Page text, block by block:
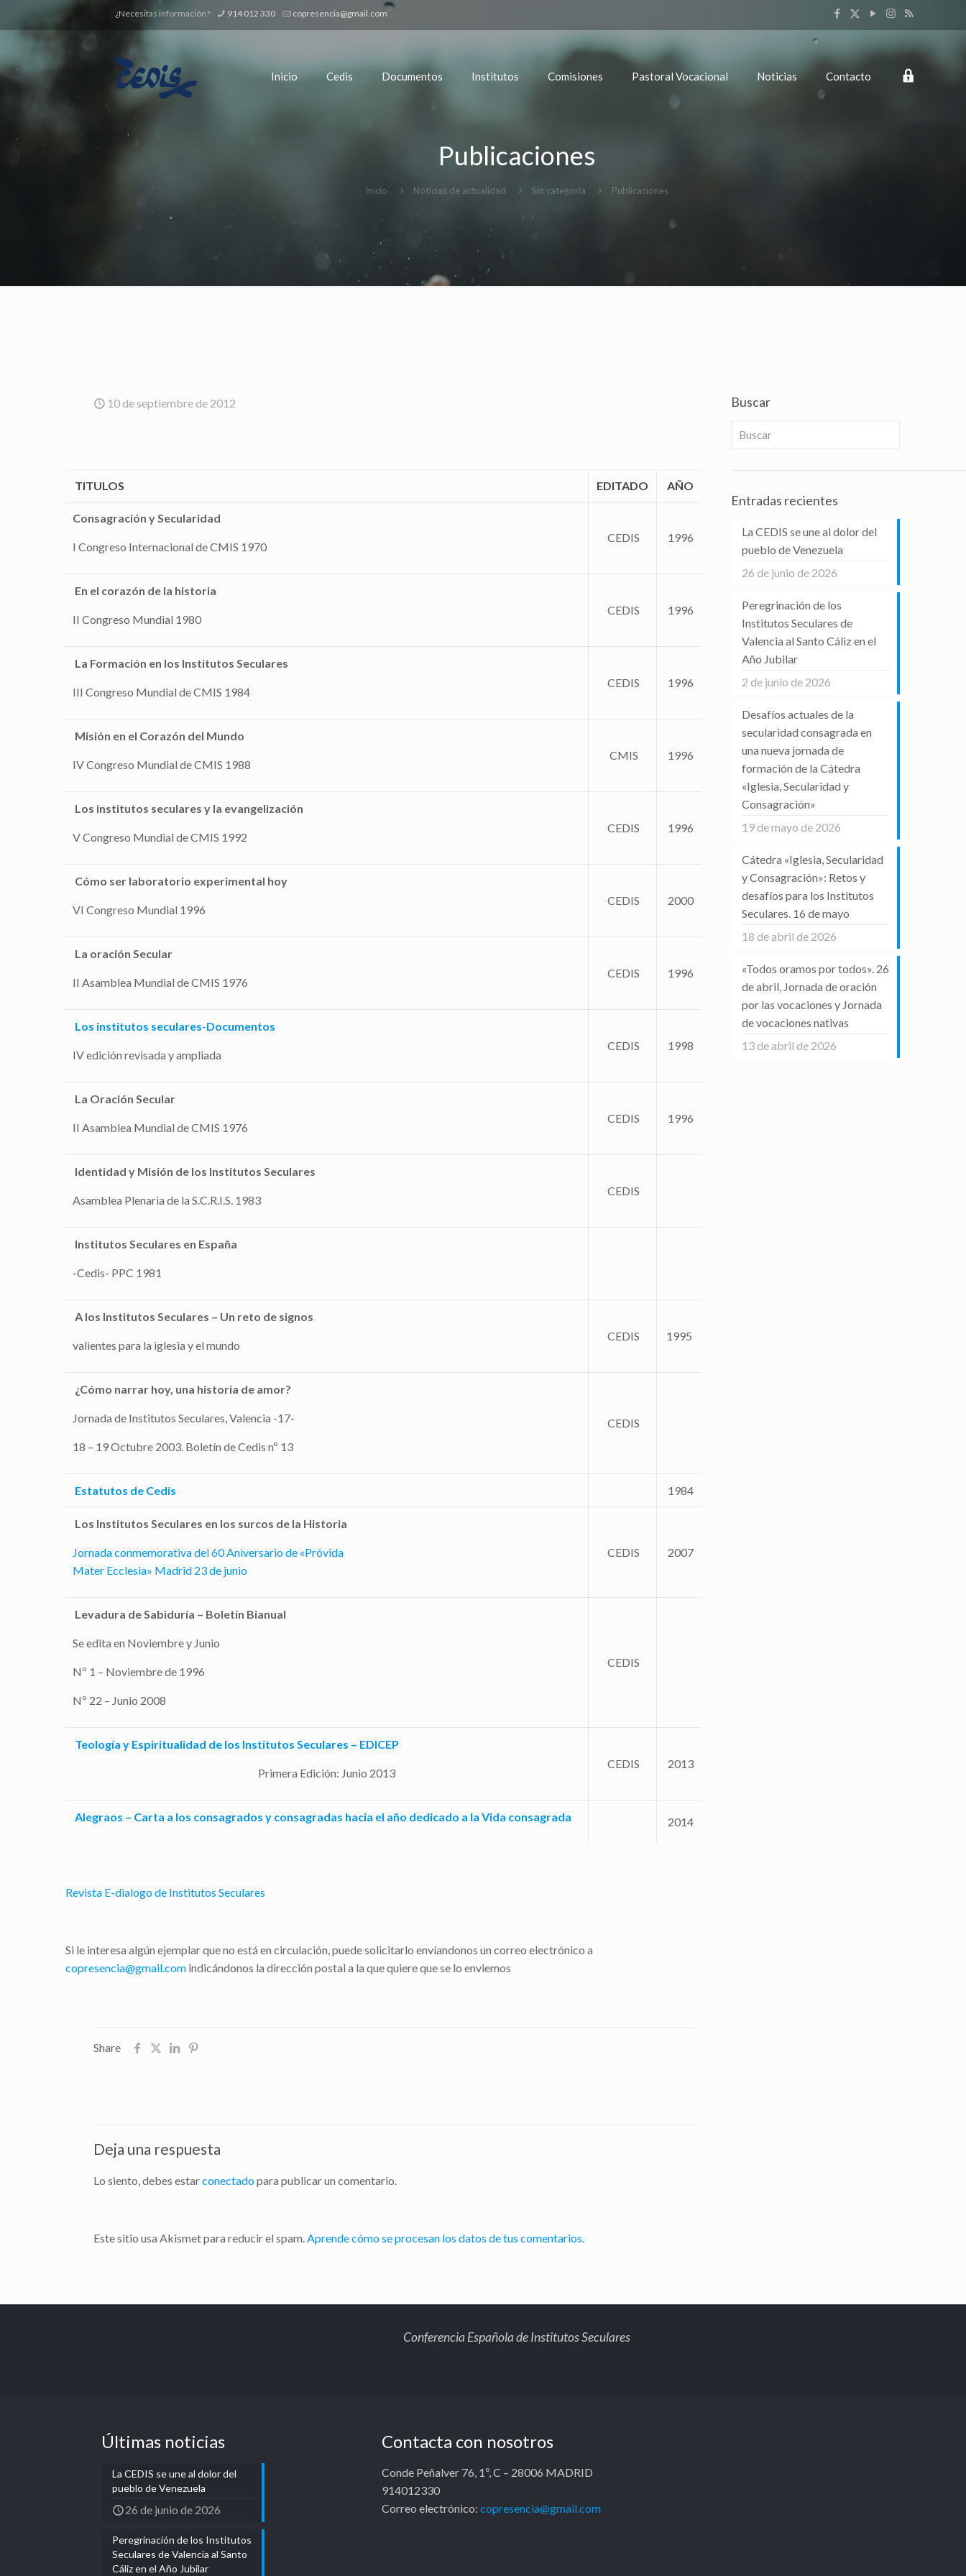
¿Necesitas información? 914 012 330 copresencia@gmail.com
Inicio Cedis Documentos Institutos Comisiones Pastoral Vocacional Noticias Contacto
Publicaciones
Inicio Noticias de actualidad Sin categoría Publicaciones
10 de septiembre de 2012
TITULOS EDITADO AÑO
Consagración y Secularidad
I Congreso Internacional de CMIS 1970
CEDIS 1996
En el corazón de la historia
II Congreso Mundial 1980
CEDIS 1996
La Formación en los Institutos Seculares
III Congreso Mundial de CMIS 1984
CEDIS 1996
Misión en el Corazón del Mundo
IV Congreso Mundial de CMIS 1988
CMIS 1996
Los institutos seculares y la evangelización
V Congreso Mundial de CMIS 1992
CEDIS 1996
Cómo ser laboratorio experimental hoy
VI Congreso Mundial 1996
CEDIS 2000
La oración Secular
II Asamblea Mundial de CMIS 1976
CEDIS 1996
Los institutos seculares-Documentos
IV edición revisada y ampliada
CEDIS 1998
La Oración Secular
II Asamblea Mundial de CMIS 1976
CEDIS 1996
Identidad y Misión de los Institutos Seculares
Asamblea Plenaria de la S.C.R.I.S. 1983
CEDIS
Institutos Seculares en España
-Cedis- PPC 1981
A los Institutos Seculares – Un reto de signos
valientes para la iglesia y el mundo
CEDIS 1995
¿Cómo narrar hoy, una historia de amor?
Jornada de Institutos Seculares, Valencia -17-
18 – 19 Octubre 2003. Boletín de Cedis nº 13
CEDIS
Estatutos de Cedis 1984
Los Institutos Seculares en los surcos de la Historia
Jornada conmemorativa del 60 Aniversario de «Próvida
Mater Ecclesia» Madrid 23 de junio
CEDIS 2007
Levadura de Sabiduría – Boletín Bianual
Se edita en Noviembre y Junio
Nº 1 – Noviembre de 1996
Nº 22 – Junio 2008
CEDIS
Teología y Espiritualidad de los Institutos Seculares – EDICEP
Primera Edición: Junio 2013
CEDIS 2013
Alegraos – Carta a los consagrados y consagradas hacia el año dedicado a la Vida consagrada 2014
Revista E-dialogo de Institutos Seculares
Si le interesa algún ejemplar que no está en circulación, puede solicitarlo envíandonos un correo electrónico a
copresencia@gmail.com indicándonos la dirección postal a la que quiere que se lo enviemos
Share
Deja una respuesta
Lo siento, debes estarconectadopara publicar un comentario.
Este sitio usa Akismet para reducir el spam. Aprende cómo se procesan los datos de tus comentarios.
Buscar
Entradas recientes
La CEDIS se une al dolor del
pueblo de Venezuela
26 de junio de 2026
Peregrinación de los
Institutos Seculares de
Valencia al Santo Cáliz en el
Año Jubilar
2 de junio de 2026
Desafíos actuales de la
secularidad consagrada en
una nueva jornada de
formación de la Cátedra
«Iglesia, Secularidad y
Consagración»
19 de mayo de 2026
Cátedra «Iglesia, Secularidad
y Consagración»: Retos y
desafíos para los Institutos
Seculares. 16 de mayo
18 de abril de 2026
«Todos oramos por todos». 26
de abril, Jornada de oración
por las vocaciones y Jornada
de vocaciones nativas
13 de abril de 2026
Conferencia Española de Institutos Seculares
Últimas noticias
La CEDIS se une al dolor del
pueblo de Venezuela
26 de junio de 2026
Peregrinación de los Institutos
Seculares de Valencia al Santo
Cáliz en el Año Jubilar
Contacta con nosotros
Conde Peñalver 76, 1º, C – 28006 MADRID
914012330
Correo electrónico: copresencia@gmail.com